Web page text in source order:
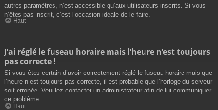
autres paramètres, n’est accessible qu’aux utilisateurs inscrits. Si vous
n’êtes pas inscrit, c’est l’occasion idéale de le faire.
Haut
J’ai réglé le fuseau horaire mais l’heure n’est toujours
pas correcte !
Si vous êtes certain d’avoir correctement réglé le fuseau horaire mais que
l’heure n’est toujours pas correcte, il est probable que l’horloge du serveur
soit erronée. Veuillez contacter un administrateur afin de lui communiquer
ce problème.
Haut